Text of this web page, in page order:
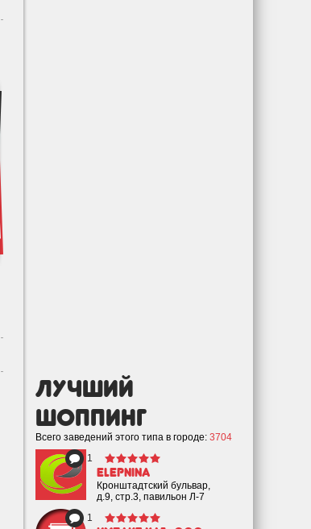
лучший
Шоппинг
Всего заведений этого типа в городе: 3704
1
eLepnina
Кронштадтский бульвар,
д.9, стр.3, павильон Л-7
1